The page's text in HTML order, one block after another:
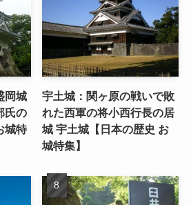
岡城
氏の
城特
宇土城：関ヶ原の戦いで敗
れた西軍の将小西行長の居
城 宇土城【日本の歴史 お
城特集】